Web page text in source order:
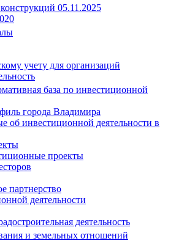
05.11.2025
учету для организаций
база по инвестиционной
города Владимира
об инвестиционной деятельности в
проекты
партнерство
деятельности
деятельность
и земельных отношений